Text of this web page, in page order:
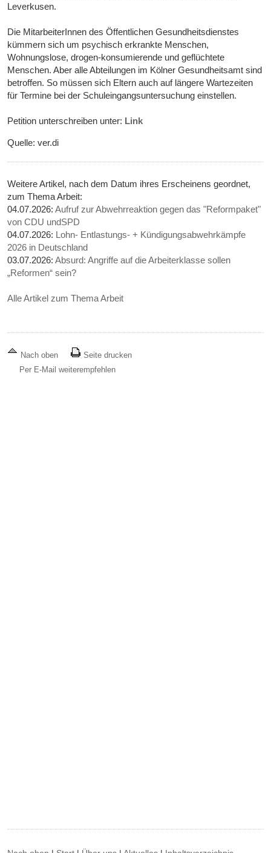
Leverkusen.
Die MitarbeiterInnen des Öffentlichen Gesundheitsdienstes
kümmern sich um psychisch erkrankte Menschen,
Wohnungslose, drogen-konsumierende und geflüchtete
Menschen. Aber alle Abteilungen im Kölner Gesundheitsamt sind
betroffen. So müssen sich Eltern auch auf längere Wartezeiten
für Termine bei der Schuleingangsuntersuchung einstellen.
Petition unterschreiben unter: Link
Quelle: ver.di
Weitere Artikel, nach dem Datum ihres Erscheinens geordnet,
zum Thema Arbeit:
04.07.2026:Aufruf zur Abwehrreaktion gegen das "Reformpaket"
von CDU undSPD
04.07.2026: Lohn- Entlastungs- + Kündigungsabwehrkämpfe
2026 in Deutschland
03.07.2026:Absurd: Angriffe auf die Arbeiterklasse sollen
„Reformen“ sein?
Alle Artikel zum Thema Arbeit
Nach oben
Seite drucken
Per E-Mail weiterempfehlen